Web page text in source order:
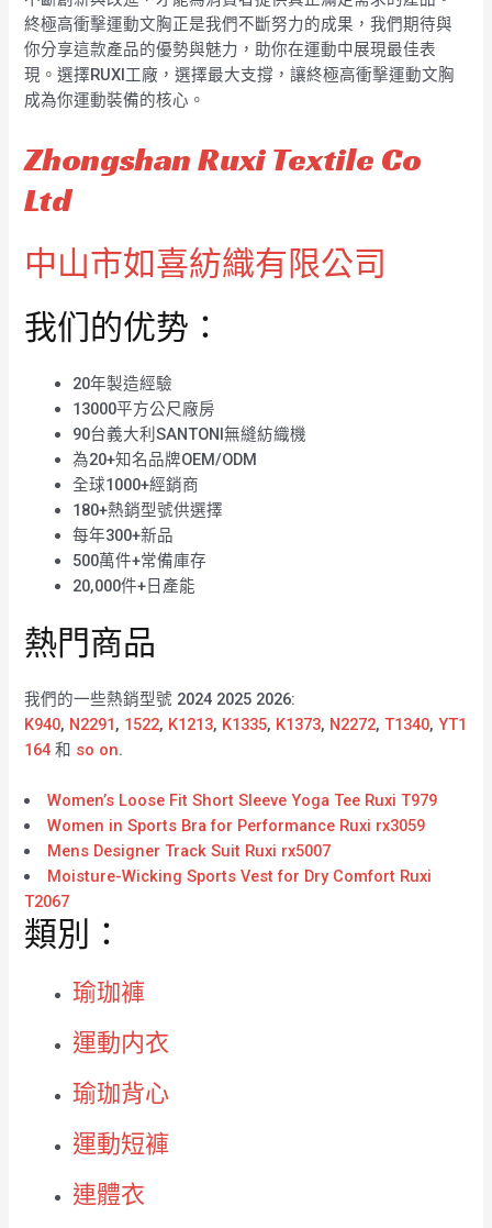
終極高衝擊運動文胸正是我們不斷努力的成果，我們期待與
你分享這款產品的優勢與魅力，助你在運動中展現最佳表
現。選擇RUXI工廠，選擇最大支撐，讓終極高衝擊運動文胸
成為你運動裝備的核心。
Zhongshan Ruxi Textile Co
Ltd
中山市如喜紡織有限公司
我们的优势：
20年製造經驗
13000平方公尺廠房
90台義大利SANTONI無縫紡織機
為20+知名品牌OEM/ODM
全球1000+經銷商
180+熱銷型號供選擇
每年300+新品
500萬件+常備庫存
20,000件+日產能
熱門商品
我們的一些熱銷型號 2024 2025 2026:
K940, N2291, 1522, K1213, K1335, K1373, N2272,T1340,YT1
164 和 so on.
Women’s Loose Fit Short Sleeve Yoga Tee Ruxi T979
Women in Sports Bra for Performance Ruxi rx3059
Mens Designer Track Suit Ruxi rx5007
Moisture-Wicking Sports Vest for Dry Comfort Ruxi
T2067
類別：
瑜珈褲
運動内衣
瑜珈背心
運動短褲
連體衣